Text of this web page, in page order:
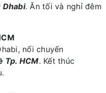
. Ăn tối và nghỉ đêm
nối chuyến
Tp. HCM. Kết thúc